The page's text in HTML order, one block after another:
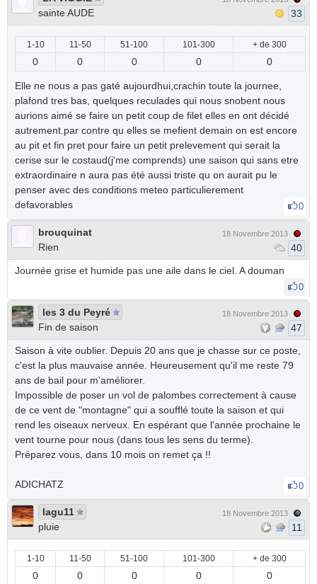
sainte AUDE
33
1-10 11-50 51-100 101-300 + de 300
0 0 0 0 0
Elle ne nous a pas gaté aujourdhui,crachin toute la journee,
plafond tres bas, quelques reculades qui nous snobent nous
aurions aimé se faire un petit coup de filet elles en ont décidé
autrement.par contre qu elles se mefient demain on est encore
au pit et fin pret pour faire un petit prelevement qui serait la
cerise sur le costaud(j'me comprends) une saison qui sans etre
extraordinaire n aura pas été aussi triste qu on aurait pu le
penser avec des conditions meteo particulierement
defavorables
0
brouquinat
Rien
18 Novembre 2013
40
Journée grise et humide pas une aile dans le ciel. A douman
0
les 3 du Peyré
Fin de saison
18 Novembre 2013
47
Saison à vite oublier. Depuis 20 ans que je chasse sur ce poste,
c'est la plus mauvaise année. Heureusement qu'il me reste 79
ans de bail pour m'améliorer.
Impossible de poser un vol de palombes correctement à cause
de ce vent de "montagne" qui a soufflé toute la saison et qui
rend les oiseaux nerveux. En espérant que l'année prochaine le
vent tourne pour nous (dans tous les sens du terme).
Préparez vous, dans 10 mois on remet ça !!
ADICHATZ 0
lagu11
pluie
18 Novembre 2013
11
1-10 11-50 51-100 101-300 + de 300
0 0 0 0 0